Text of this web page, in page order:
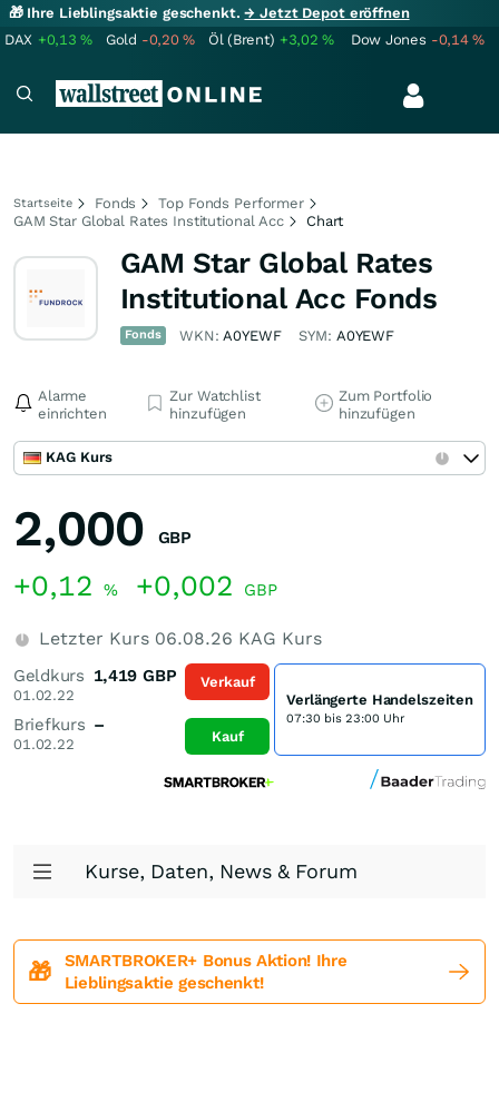
🎁 Ihre Lieblingsaktie geschenkt.→ Jetzt Depot eröffnen
DAX +0,13% Gold -0,20% Öl (Brent) +3,02% Dow Jones -0,14%
Startseite Fonds
Top Fonds Performer
GAM Star Global Rates Institutional Acc
Chart
GAM Star Global Rates
Institutional Acc Fonds
Fonds WKN:A0YEWF SYM: A0YEWF
Alarme
einrichten
Zur Watchlist
hinzufügen
Zum Portfolio
hinzufügen
KAG Kurs
2,000 GBP
+0,12 % +0,002 GBP
Letzter Kurs 06.08.26 KAG Kurs
Geldkurs
01.02.22
1,419 GBP
Briefkurs
01.02.22
–
Verkauf
Kauf
Verlängerte Handelszeiten
07:30 bis 23:00 Uhr
Kurse, Daten, News & Forum
🎁
SMARTBROKER+ Bonus Aktion! Ihre
Lieblingsaktie geschenkt!